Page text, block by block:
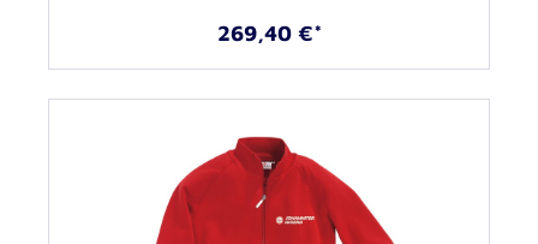
269,40 €*